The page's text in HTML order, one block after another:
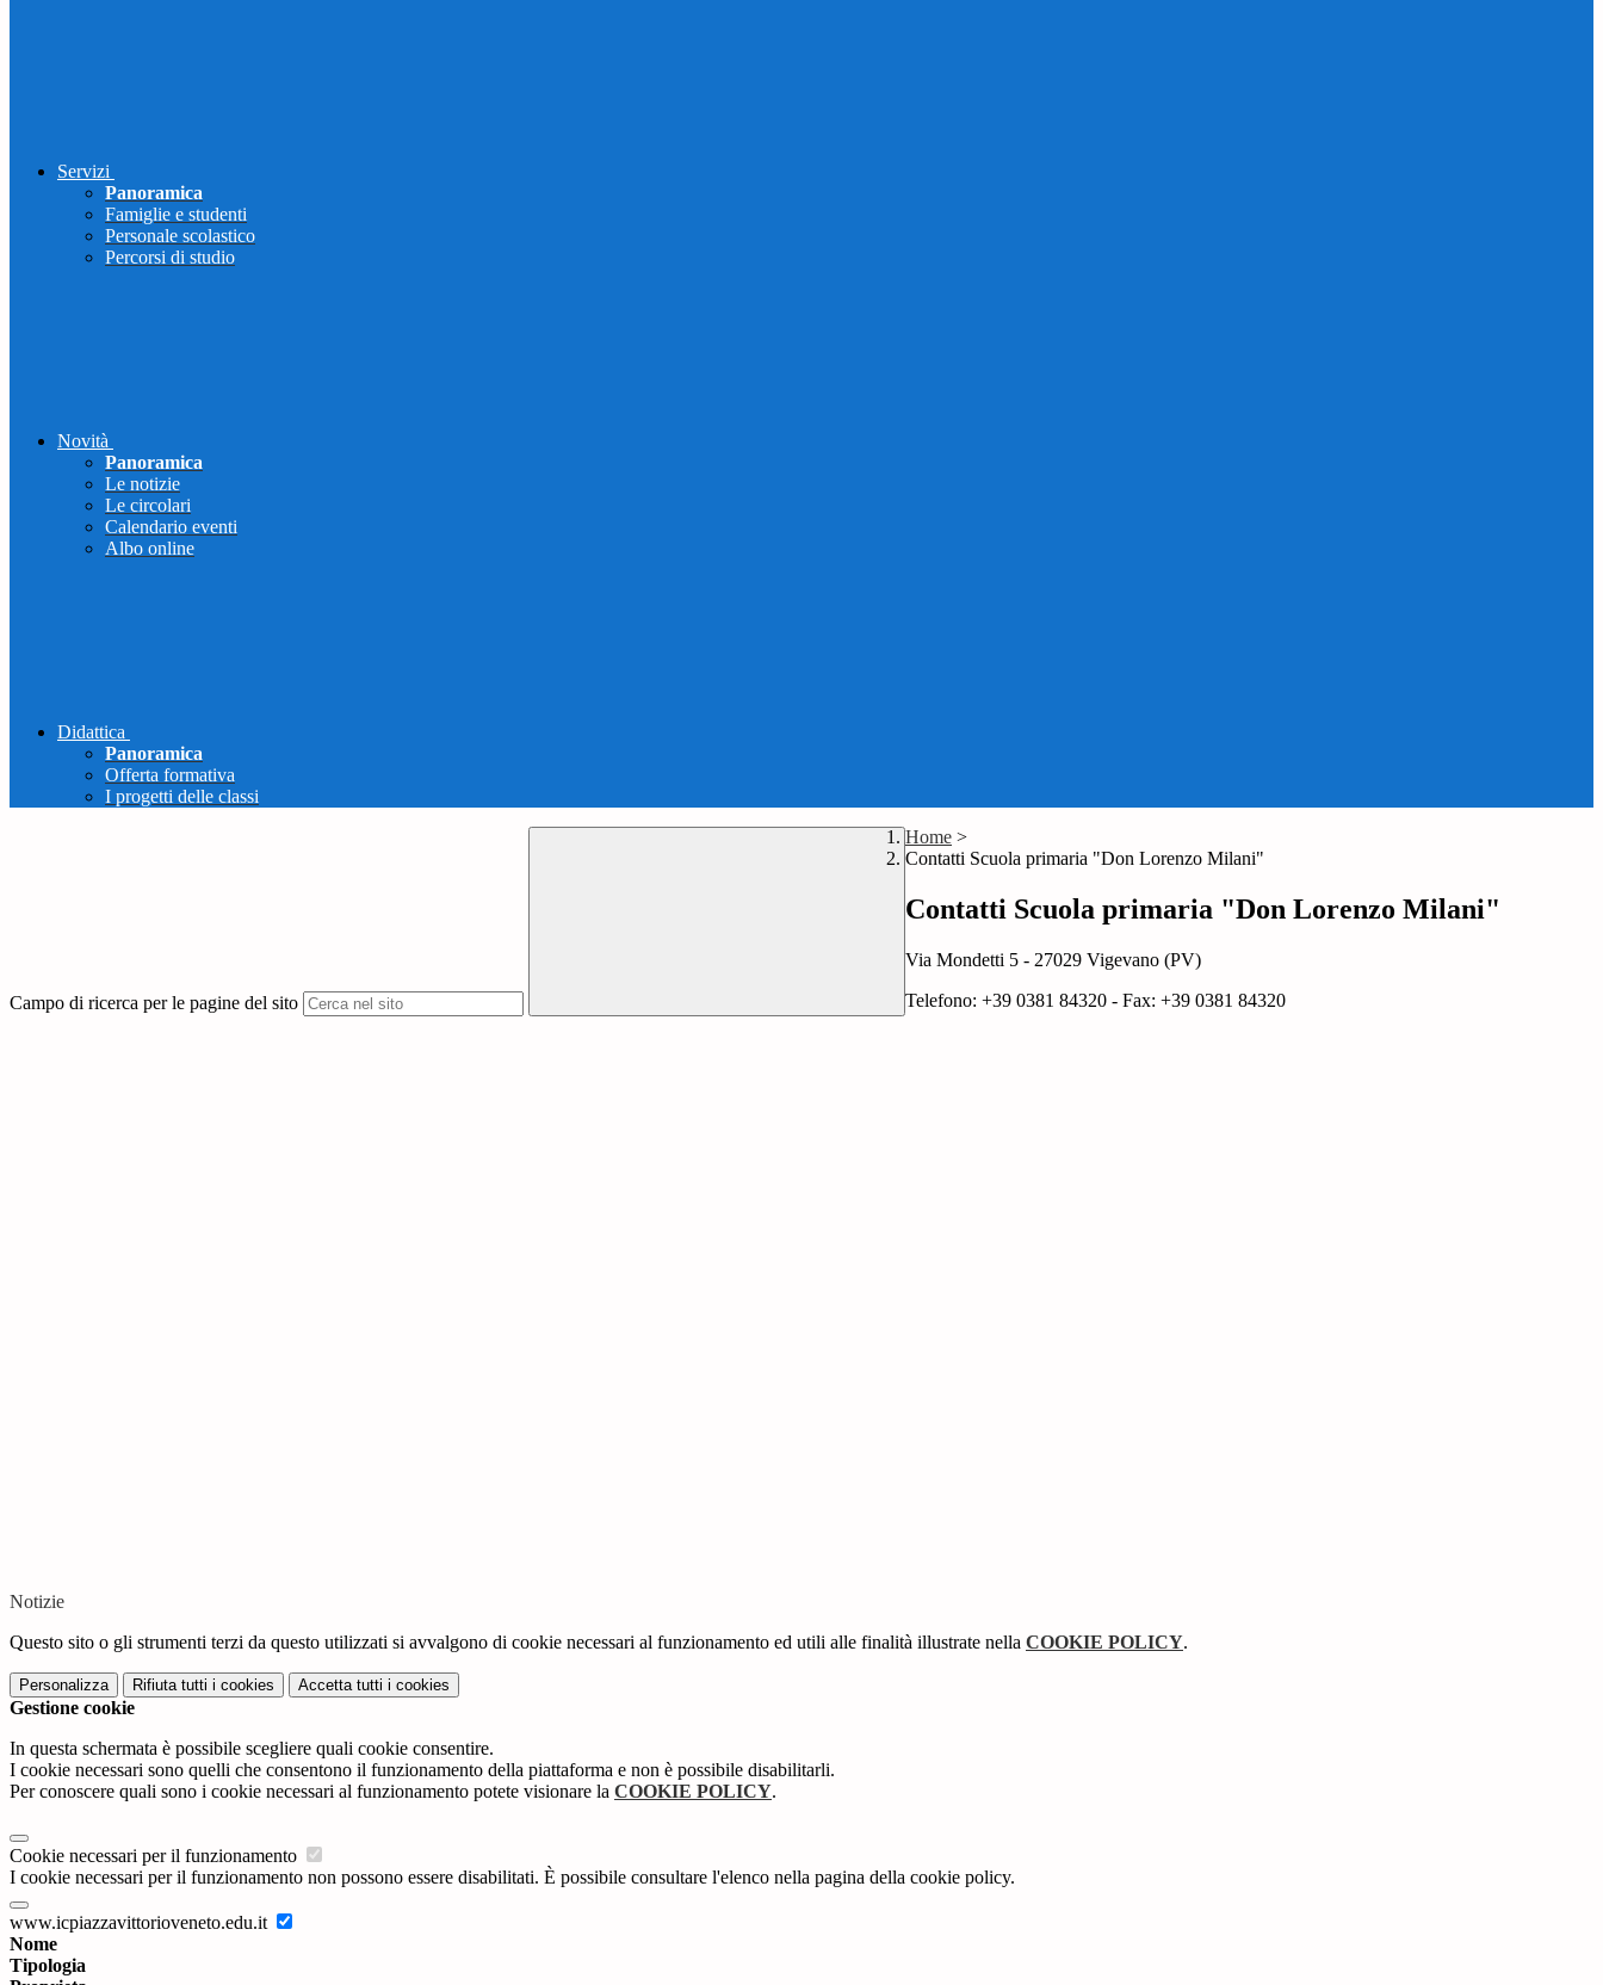
Servizi
Panoramica
Famiglie e studenti
Personale scolastico
Percorsi di studio
Novità
Panoramica
Le notizie
Le circolari
Calendario eventi
Albo online
Didattica
Panoramica
Offerta formativa
I progetti delle classi
Campo di ricerca per le pagine del sito
Home >
Contatti Scuola primaria "Don Lorenzo Milani"
Contatti Scuola primaria "Don Lorenzo Milani"
Via Mondetti 5 - 27029 Vigevano (PV)
Telefono: +39 0381 84320 - Fax: +39 0381 84320
Notizie
Questo sito o gli strumenti terzi da questo utilizzati si avvalgono di cookie necessari al funzionamento ed utili alle finalità illustrate nella COOKIE POLICY.
Personalizza Rifiuta tutti i cookies Accetta tutti i cookies
Gestione cookie
In questa schermata è possibile scegliere quali cookie consentire.
I cookie necessari sono quelli che consentono il funzionamento della piattaforma e non è possibile disabilitarli.
Per conoscere quali sono i cookie necessari al funzionamento potete visionare la COOKIE POLICY.
Cookie necessari per il funzionamento
I cookie necessari per il funzionamento non possono essere disabilitati. È possibile consultare l'elenco nella pagina della cookie policy.
www.icpiazzavittorioveneto.edu.it
Nome
Tipologia